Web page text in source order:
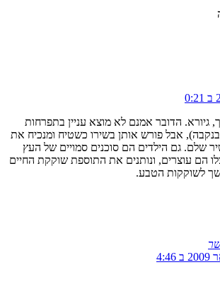
גיורא. הדובר אמנם לא מוצא עניין בתפרחות
אבל פורש אותן בשירו כשטיח ומנכיח את
שלם. גם הילדים הם סוכנים סמויים של העץ
הם עוצרים, ונותנים את התוספת שוקקת החיים
לשוקקות הטבע.